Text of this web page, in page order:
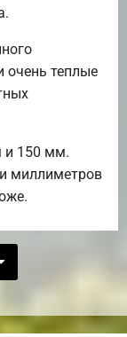
очень теплые
и 150 мм.
миллиметров